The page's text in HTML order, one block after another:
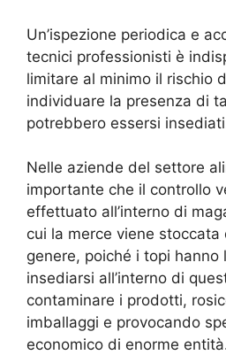
Un’ispezione periodica e
tecnici professionisti è
limitare al minimo il rischio
individuare la presenza di
potrebbero essersi
Nelle aziende del settore
importante che il controllo
effettuato all’interno di
cui la merce viene stoccata
genere, poiché i topi hanno
insediarsi all’interno di
contaminare i prodotti,
imballaggi e provocando
economico di enorme